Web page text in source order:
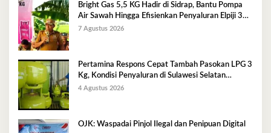
Bright Gas 5,5 KG Hadir di Sidrap, Bantu Pompa
Air Sawah Hingga Efisienkan Penyaluran Elpiji 3
Kg
7 Agustus 2026
Pertamina Respons Cepat Tambah Pasokan LPG 3
Kg, Kondisi Penyaluran di Sulawesi Selatan
Berlangsung Kondusif
4 Agustus 2026
OJK: Waspadai Pinjol Ilegal dan Penipuan Digital